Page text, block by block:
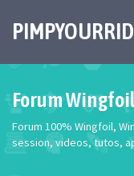
Forum
Forum 100% Wingfoil,
session, videos, tutos,